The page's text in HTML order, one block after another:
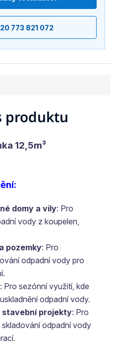
773 821 072
produktu
12,5m³
domy a vily: Pro
vody z koupelen,
pozemky: Pro
odpadní vody pro
: Pro sezónní využití, kde
odpadní vody.
stavební projekty: Pro
odpadní vody